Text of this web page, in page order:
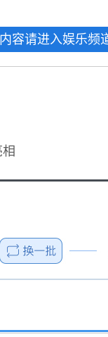
容请进入娱乐频